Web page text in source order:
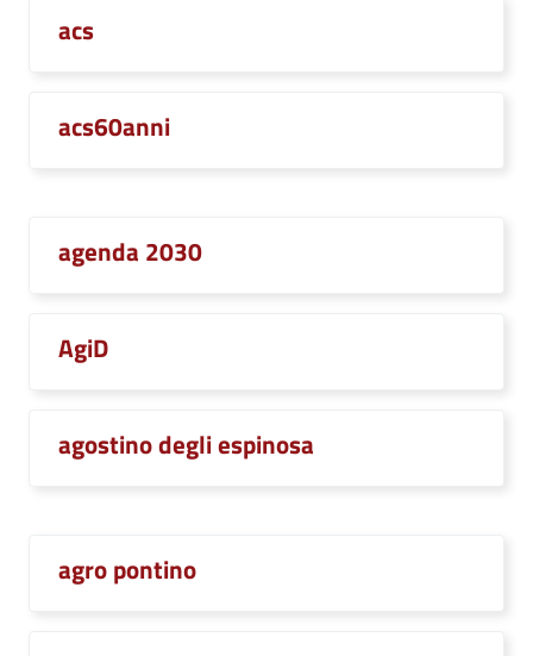
acs
acs60anni
agenda 2030
AgiD
agostino degli espinosa
agro pontino